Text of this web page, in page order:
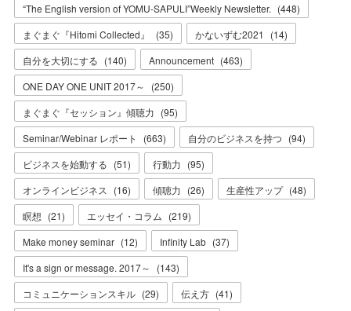
“The English version of YOMU-SAPULI”Weekly Newsletter. (448)
まぐまぐ『Hitomi Collected』
(35) かないずむ2021 (14)
自分を大切にする (140) Announcement (463)
ONE DAY ONE UNIT 2017～
(250)
まぐまぐ『セッション』傾聴力 (95)
Seminar/Webinar レポート
(663) 自分のビジネスを持つ (94)
ビジネスを始動する (51) 行動力 (95)
オンラインビジネス
(16) 傾聴力 (26) 生産性アップ (48)
瞑想 (21) エッセイ・コラム (219)
Make money seminar (12) Infinity Lab (37)
It's a sign or message. 2017～
(143)
コミュニケーションスキル (29) 伝え方 (41)